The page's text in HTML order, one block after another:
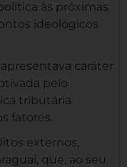
às próximas
ideológicos
caráter
pelo
tributária
fatores.
externos,
que, ao seu